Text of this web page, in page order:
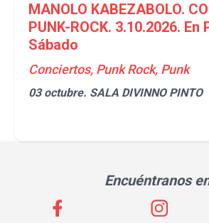
MANOLO KABEZABOLO.
PUNK-ROCK. 3.10.2026. En
Sábado
Conciertos, Punk Rock, Punk
03 octubre. SALA DIVINNO PINTO
Encuéntranos